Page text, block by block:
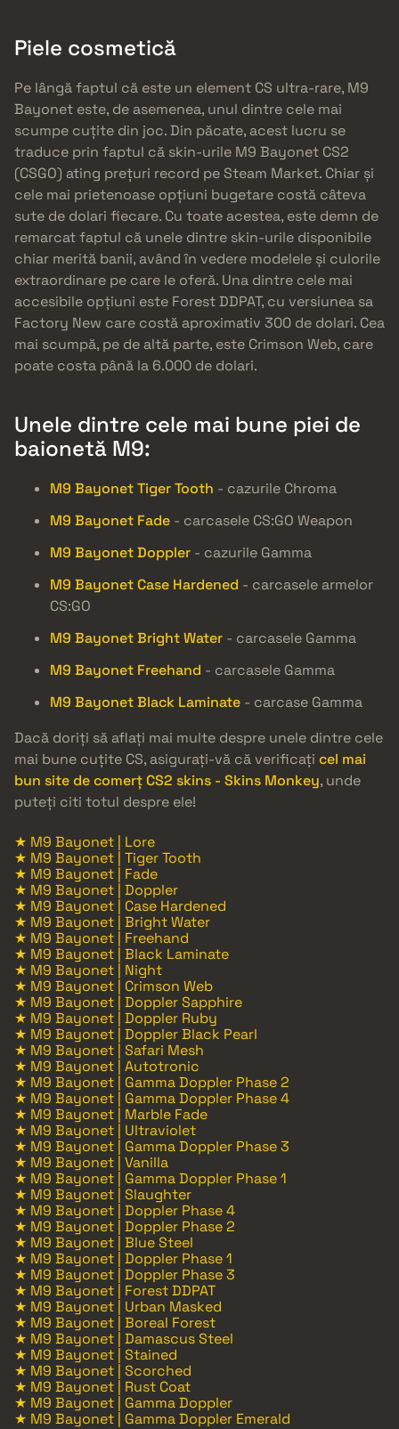
Piele cosmetică
Pe lângă faptul că este un element CS ultra-rare, M9
Bayonet este, de asemenea, unul dintre cele mai
scumpe cuțite din joc. Din păcate, acest lucru se
traduce prin faptul că skin-urile M9 Bayonet CS2
(CSGO) ating prețuri record pe Steam Market. Chiar și
cele mai prietenoase opțiuni bugetare costă câteva
sute de dolari fiecare. Cu toate acestea, este demn de
remarcat faptul că unele dintre skin-urile disponibile
chiar merită banii, având în vedere modelele și culorile
extraordinare pe care le oferă. Una dintre cele mai
accesibile opțiuni este Forest DDPAT, cu versiunea sa
Factory New care costă aproximativ 300 de dolari. Cea
mai scumpă, pe de altă parte, este Crimson Web, care
poate costa până la 6.000 de dolari.
Unele dintre cele mai bune piei de
baionetă M9:
M9 Bayonet Tiger Tooth - cazurile Chroma
M9 Bayonet Fade - carcasele CS:GO Weapon
M9 Bayonet Doppler - cazurile Gamma
M9 Bayonet Case Hardened - carcasele armelor
CS:GO
M9 Bayonet Bright Water - carcasele Gamma
M9 Bayonet Freehand - carcasele Gamma
M9 Bayonet Black Laminate - carcase Gamma
Dacă doriți să aflați mai multe despre unele dintre cele
mai bune cuțite CS, asigurați-vă că verificați cel mai
bun site de comerț CS2 skins - Skins Monkey, unde
puteți citi totul despre ele!
★ M9 Bayonet | Lore
★ M9 Bayonet | Tiger Tooth
★ M9 Bayonet | Fade
★ M9 Bayonet | Doppler
★ M9 Bayonet | Case Hardened
★ M9 Bayonet | Bright Water
★ M9 Bayonet | Freehand
★ M9 Bayonet | Black Laminate
★ M9 Bayonet | Night
★ M9 Bayonet | Crimson Web
★ M9 Bayonet | Doppler Sapphire
★ M9 Bayonet | Doppler Ruby
★ M9 Bayonet | Doppler Black Pearl
★ M9 Bayonet | Safari Mesh
★ M9 Bayonet | Autotronic
★ M9 Bayonet | Gamma Doppler Phase 2
★ M9 Bayonet | Gamma Doppler Phase 4
★ M9 Bayonet | Marble Fade
★ M9 Bayonet | Ultraviolet
★ M9 Bayonet | Gamma Doppler Phase 3
★ M9 Bayonet | Vanilla
★ M9 Bayonet | Gamma Doppler Phase 1
★ M9 Bayonet | Slaughter
★ M9 Bayonet | Doppler Phase 4
★ M9 Bayonet | Doppler Phase 2
★ M9 Bayonet | Blue Steel
★ M9 Bayonet | Doppler Phase 1
★ M9 Bayonet | Doppler Phase 3
★ M9 Bayonet | Forest DDPAT
★ M9 Bayonet | Urban Masked
★ M9 Bayonet | Boreal Forest
★ M9 Bayonet | Damascus Steel
★ M9 Bayonet | Stained
★ M9 Bayonet | Scorched
★ M9 Bayonet | Rust Coat
★ M9 Bayonet | Gamma Doppler
★ M9 Bayonet | Gamma Doppler Emerald